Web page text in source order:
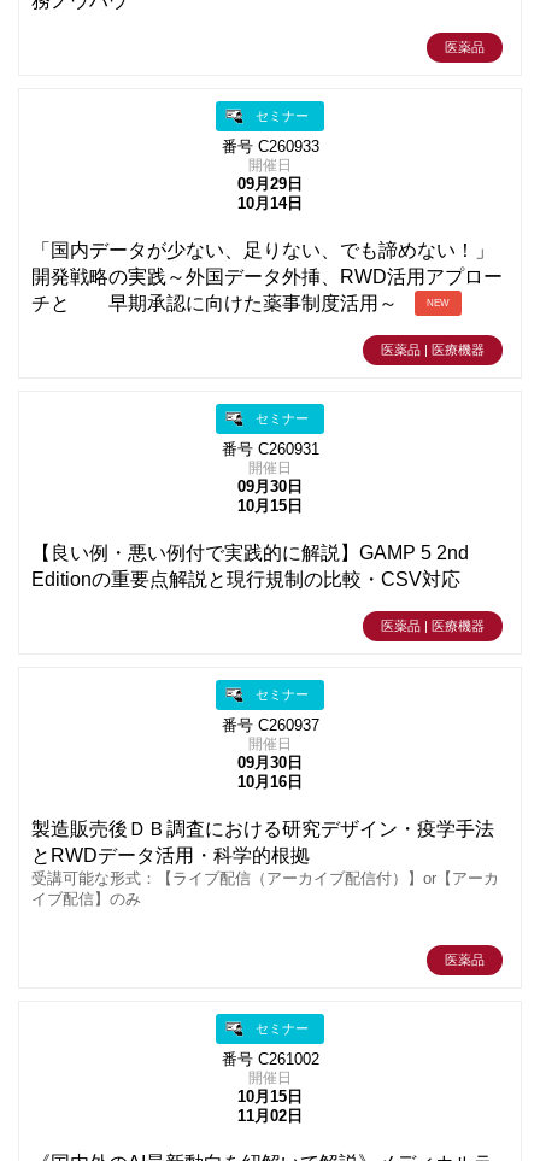
医薬品
セミナー
番号 C260933
開催日
09月29日
10月14日
「国内データが少ない、足りない、でも諦めない！」
開発戦略の実践～外国データ外挿、RWD活用アプロー
チと 早期承認に向けた薬事制度活用～
NEW
医薬品 | 医療機器
セミナー
番号 C260931
開催日
09月30日
10月15日
【良い例・悪い例付で実践的に解説】GAMP 5 2nd
Editionの重要点解説と現行規制の比較・CSV対応
医薬品 | 医療機器
セミナー
番号 C260937
開催日
09月30日
10月16日
製造販売後ＤＢ調査における研究デザイン・疫学手法
とRWDデータ活用・科学的根拠
受講可能な形式：【ライブ配信（アーカイブ配信付）】or【アーカ
イブ配信】のみ
医薬品
セミナー
番号 C261002
開催日
10月15日
11月02日